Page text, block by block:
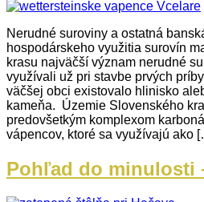
Nerudné suroviny a ostatná
hospodárskeho využitia surovín
krasu najväčší význam nerudné
využívali už pri stavbe prvých
väčšej obci existovalo hlinisko
kameňa. Územie Slovenského
predovšetkým komplexom
vápencov, ktoré sa využívajú ako
Pohľad do minulosti